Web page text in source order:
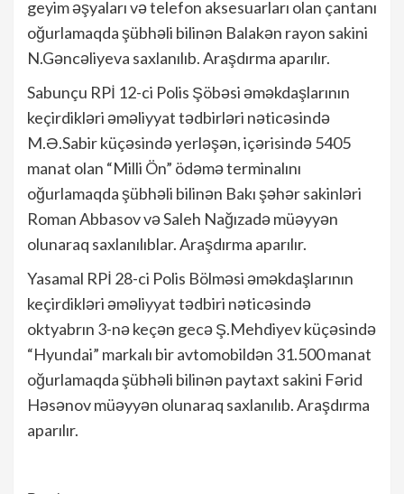
geyim əşyaları və telefon aksesuarları olan çantanı
oğurlamaqda şübhəli bilinən Balakən rayon sakini
N.Gəncəliyeva saxlanılıb. Araşdırma aparılır.
Sabunçu RPİ 12-ci Polis Şöbəsi əməkdaşlarının
keçirdikləri əməliyyat tədbirləri nəticəsində
M.Ə.Sabir küçəsində yerləşən, içərisində 5405
manat olan “Milli Ön” ödəmə terminalını
oğurlamaqda şübhəli bilinən Bakı şəhər sakinləri
Roman Abbasov və Saleh Nağızadə müəyyən
olunaraq saxlanılıblar. Araşdırma aparılır.
Yasamal RPİ 28-ci Polis Bölməsi əməkdaşlarının
keçirdikləri əməliyyat tədbiri nəticəsində
oktyabrın 3-nə keçən gecə Ş.Mehdiyev küçəsində
“Hyundai” markalı bir avtomobildən 31.500 manat
oğurlamaqda şübhəli bilinən paytaxt sakini Fərid
Həsənov müəyyən olunaraq saxlanılıb. Araşdırma
aparılır.